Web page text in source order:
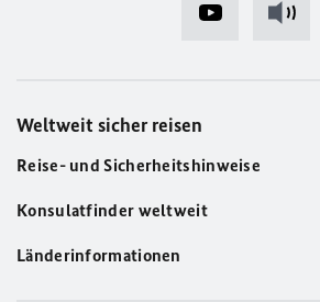
Weltweit sicher reisen
Reise- und Sicherheitshinweise
Konsulatfinder weltweit
Länderinformationen